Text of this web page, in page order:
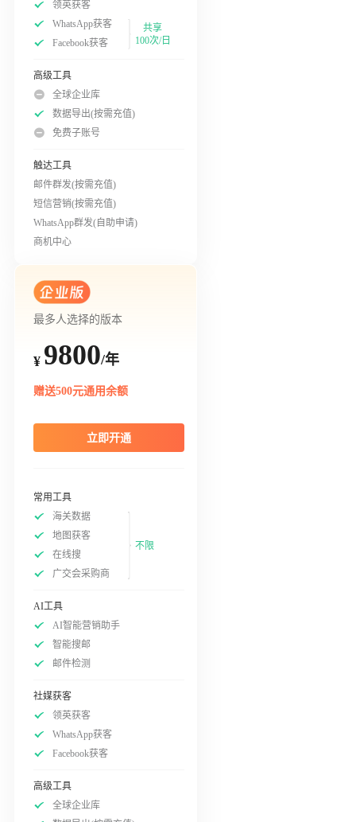
领英获客
WhatsApp获客
Facebook获客
共享
100次/日
高级工具
全球企业库
数据导出(按需充值)
免费子账号
触达工具
邮件群发(按需充值)
短信营销(按需充值)
WhatsApp群发(自助申请)
商机中心
最多人选择的版本
¥ 9800/年
赠送500元通用余额
立即开通
常用工具
海关数据
地图获客
在线搜
广交会采购商
不限
AI工具
AI智能营销助手
智能搜邮
邮件检测
社媒获客
领英获客
WhatsApp获客
Facebook获客
高级工具
全球企业库